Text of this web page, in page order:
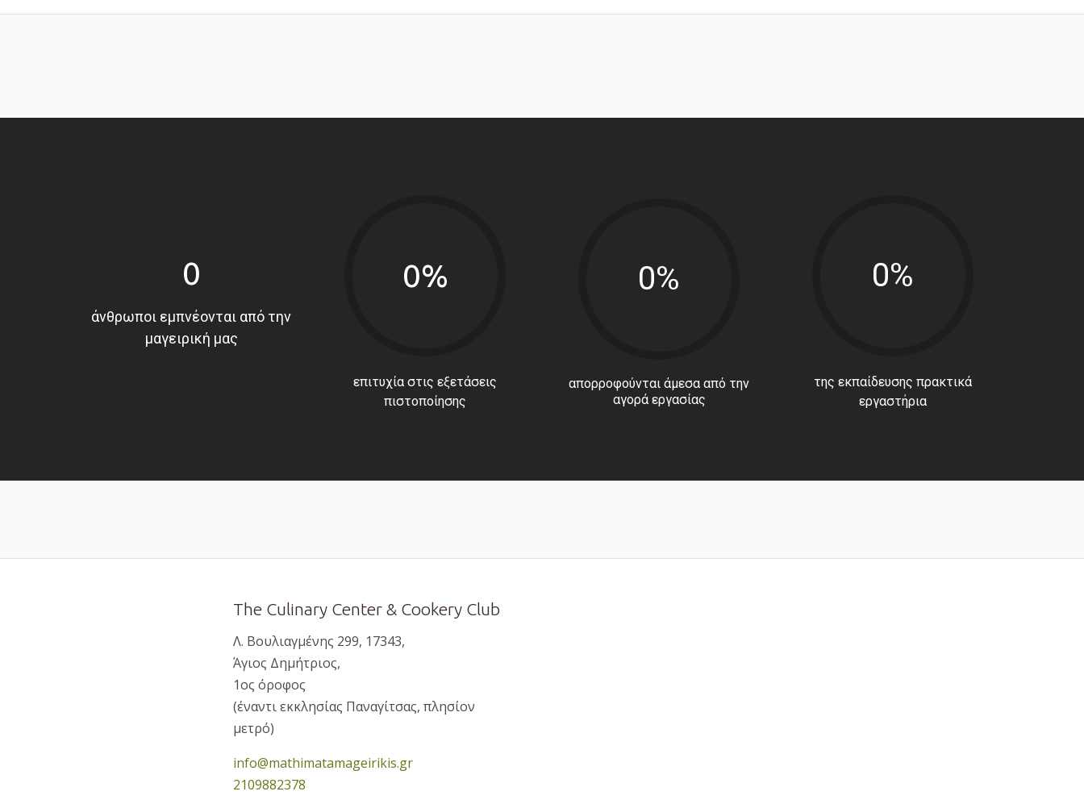
0
άνθρωποι εμπνέονται από την
μαγειρική μας
0%
επιτυχία στις εξετάσεις
πιστοποίησης
0%
απορροφούνται άμεσα από την
αγορά εργασίας
0%
της εκπαίδευσης πρακτικά
εργαστήρια
The Culinary Center & Cookery Club
Λ. Βουλιαγμένης 299, 17343,
Άγιος Δημήτριος,
1ος όροφος
(έναντι εκκλησίας Παναγίτσας, πλησίον
μετρό)
info@mathimatamageirikis.gr
2109882378